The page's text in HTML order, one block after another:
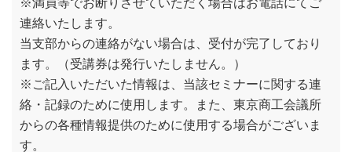
連絡いたします。
当支部からの連絡がない場合は、受付が完了しており
ます。（受講券は発行いたしません。）
※ご記入いただいた情報は、当該セミナーに関する連
絡・記録のために使用します。また、東京商工会議所
からの各種情報提供のために使用する場合がございま
す。